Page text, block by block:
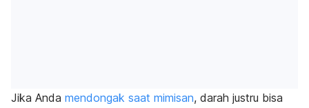
Jika Anda mendongak saat mimisan, darah justru bisa